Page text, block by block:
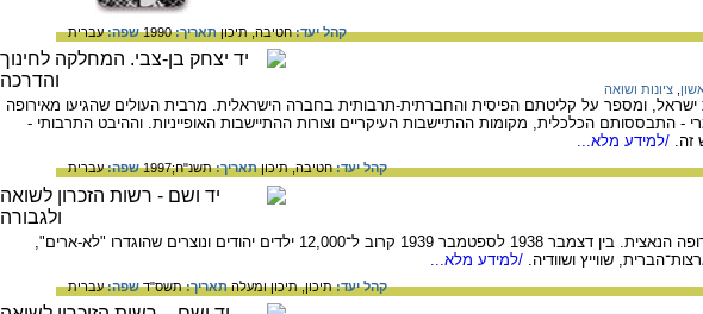
קהל יעד:חטיבה,תיכוןתאריך:1990 שפה:עברית
ציונות ושואה
ומספר על קליטתם הפיסית והחברתית-תרבותית בחברה הישראלית. מרבית העולים שהגיעו מאירופה
- התבססותם הכלכלית, מקומות ההתיישבות העיקריים וצורות ההתיישבות האופייניות. וההיבט התרבותי -
זה. /למידע מלא...
קהל יעד:חטיבה,תיכוןתאריך:תשנ"ח;1997 שפה:עברית
"ליל הבדולח" היה נקודת המפנה שהביאה לגיבוש תכנית להצלת ילדים פליטים מאירופה הנאצית. בין דצמבר 1938 לספטמבר 1939 קרוב ל־12,000 ילדים יהודים ונוצרים שהוגדרו "לא-ארים",
/למידע מלא...
קהל יעד:תיכון,תיכון ומעלהתאריך:תשס"דשפה:עברית